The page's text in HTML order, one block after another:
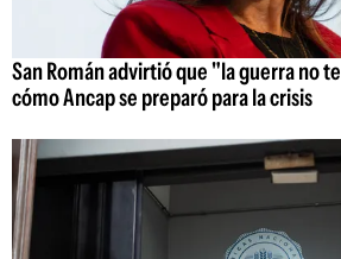
San Román advirtió que "la guerra no
cómo Ancap se preparó para la crisis